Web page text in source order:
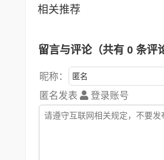
相关推荐
留言与评论（共有 0 条评
昵称：
匿名发表
登录账号